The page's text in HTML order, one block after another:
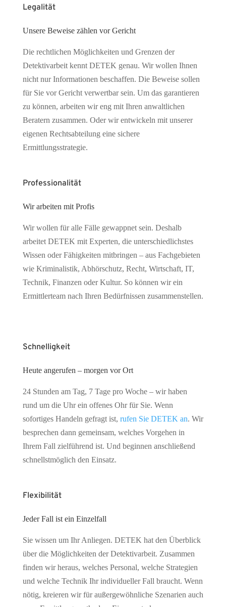
Legalität
Unsere Beweise zählen vor Gericht
Die rechtlichen Möglichkeiten und Grenzen der
Detektivarbeit kennt DETEK genau. Wir wollen Ihnen
nicht nur Informationen beschaffen. Die Beweise sollen
für Sie vor Gericht verwertbar sein. Um das garantieren
zu können, arbeiten wir eng mit Ihren anwaltlichen
Beratern zusammen. Oder wir entwickeln mit unserer
eigenen Rechtsabteilung eine sichere
Ermittlungsstrategie.
Professionalität
Wir arbeiten mit Profis
Wir wollen für alle Fälle gewappnet sein. Deshalb
arbeitet DETEK mit Experten, die unterschiedlichstes
Wissen oder Fähigkeiten mitbringen – aus Fachgebieten
wie Kriminalistik, Abhörschutz, Recht, Wirtschaft, IT,
Technik, Finanzen oder Kultur. So können wir ein
Ermittlerteam nach Ihren Bedürfnissen zusammenstellen.
Schnelligkeit
Heute angerufen – morgen vor Ort
24 Stunden am Tag, 7 Tage pro Woche – wir haben
rund um die Uhr ein offenes Ohr für Sie. Wenn
sofortiges Handeln gefragt ist, rufen Sie DETEK an. Wir
besprechen dann gemeinsam, welches Vorgehen in
Ihrem Fall zielführend ist. Und beginnen anschließend
schnellstmöglich den Einsatz.
Flexibilität
Jeder Fall ist ein Einzelfall
Sie wissen um Ihr Anliegen. DETEK hat den Überblick
über die Möglichkeiten der Detektivarbeit. Zusammen
finden wir heraus, welches Personal, welche Strategien
und welche Technik Ihr individueller Fall braucht. Wenn
nötig, kreieren wir für außergewöhnliche Szenarien auch